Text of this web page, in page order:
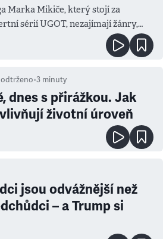
Marka Mikiče, který stojí za
sérií UGOT, nezajímají žánry,
•3 minuty
dnes s přirážkou. Jak
životní úroveň
jsou odvážnější než
– a Trump si